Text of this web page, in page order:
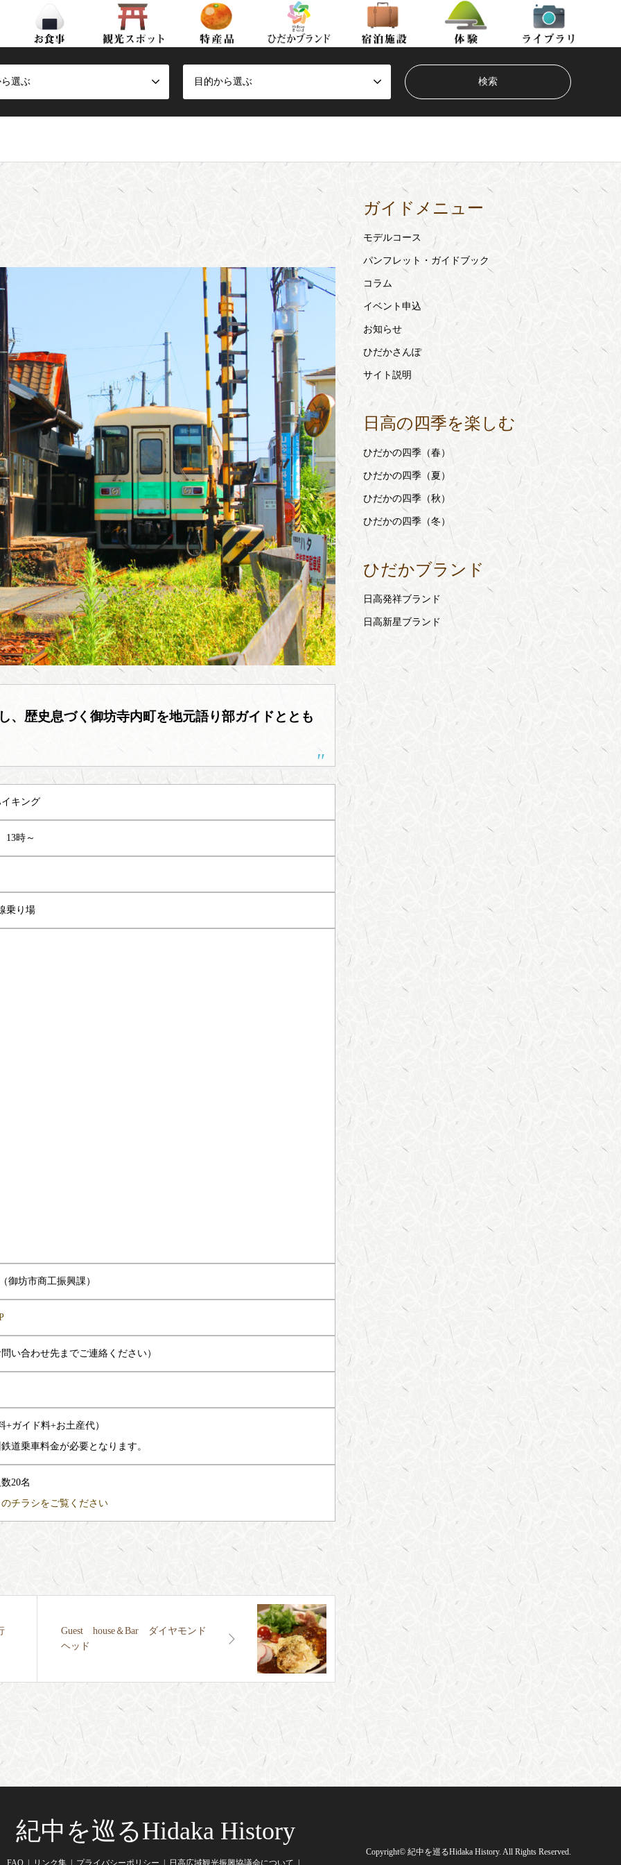
選ぶ 目的から選ぶ
、歴史息づく御坊寺内町を地元語り部ガイドととも
キング
13時～
乗り場
御坊市商工振興課）
い合わせ先までご連絡ください）
+ガイド料+お土産代）
道乗車料金が必要となります。
20名
チラシをご覧ください
Guest house＆Bar ダイヤモンド
ヘッド
ガイドメニュー
モデルコース
パンフレット・ガイドブック
コラム
イベント申込
お知らせ
ひだかさんぽ
サイト説明
日高の四季を楽しむ
ひだかの四季（春）
ひだかの四季（夏）
ひだかの四季（秋）
ひだかの四季（冬）
ひだかブランド
日高発祥ブランド
日高新星ブランド
紀中を巡るHidaka History
FAQ リンク集 プライバシーポリシー 日高広域観光振興協議会について
Copyright© 紀中を巡るHidaka History. All Rights Reserved.